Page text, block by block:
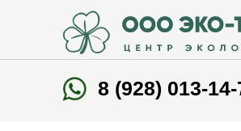
8 (928) 013-14-